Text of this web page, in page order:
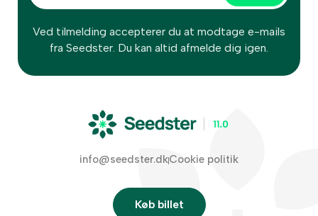
Ved tilmelding accepterer du at modtage e-mails
fra Seedster. Du kan altid afmelde dig igen.
info@seedster.dkCookie politik
Køb billet